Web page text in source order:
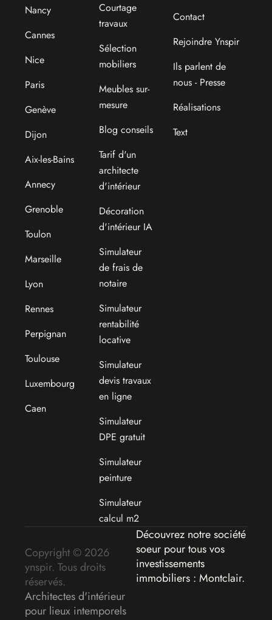
Nancy
Cannes
Nice
Paris
Genève
Dijon
Aix-les-Bains
Annecy
Grenoble
Toulon
Marseille
Lyon
Rennes
Perpignan
Toulouse
Luxembourg
Caen
Courtage
travaux
Sélection
mobiliers
Meubles sur-
mesure
Blog conseils
Tarif d'un
architecte
d'intérieur
Décoration
d'intérieur IA
Simulateur
de frais de
notaire
Simulateur
rentabilité
locative
Simulateur
devis travaux
en ligne
Simulateur
DPE gratuit
Simulateur
peinture
Simulateur
calcul m2
Contact
Rejoindre Ynspir
Ils parlent de
nous - Presse
Réalisations
Text
Copyright © 2026
ynspir. Tous droits
réservés.
Architectes d'intérieur
pour lieux intemporels
Découvrez notre société
soeur pour tous vos
investissements
immobiliers : Montclair.